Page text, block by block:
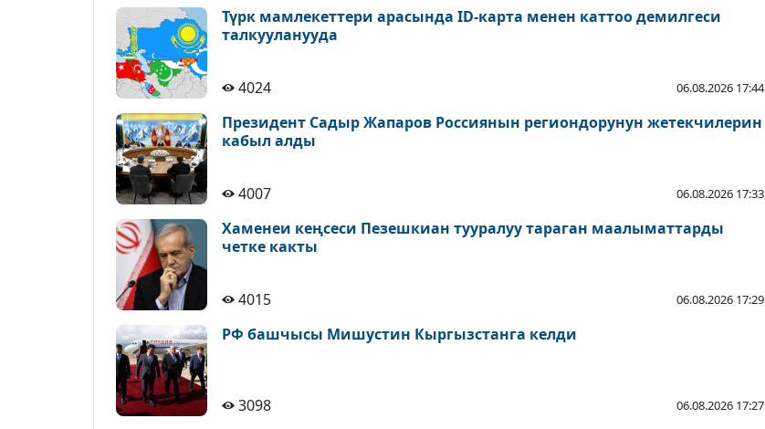
Түрк мамлекеттери арасында ID-карта менен каттоо демилгеси
талкууланууда
4024 06.08.2026 17:44
Президент Садыр Жапаров Россиянын региондорунун жетекчилерин
кабыл алды
4007 06.08.2026 17:33
Хаменеи кеңсеси Пезешкиан тууралуу тараган маалыматтарды
четке какты
4015 06.08.2026 17:29
РФ башчысы Мишустин Кыргызстанга келди
3098 06.08.2026 17:27